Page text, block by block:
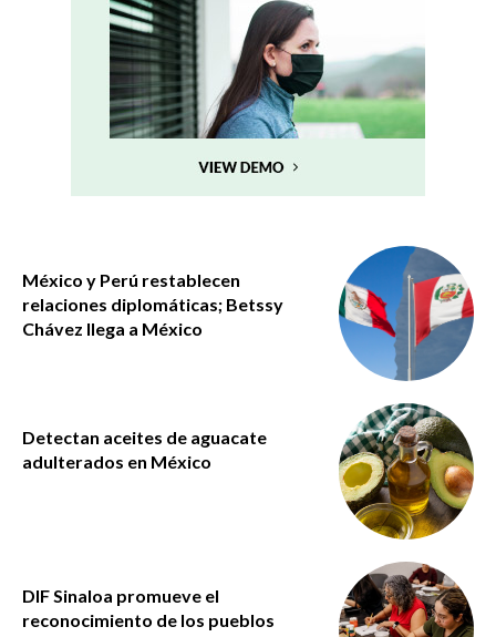
México y Perú restablecen
relaciones diplomáticas; Betssy
Chávez llega a México
Detectan aceites de aguacate
adulterados en México
DIF Sinaloa promueve el
reconocimiento de los pueblos